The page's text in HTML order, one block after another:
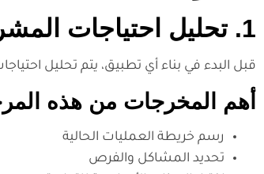
1. تحليل احتياجات المشروع وتحديد نطاق العمل
قبل البدء في بناء أي تطبيق، يتم تحليل
أهم المخرجات من هذه
رسم خريطة العمليات الحالية
تحديد المشاكل والفرص